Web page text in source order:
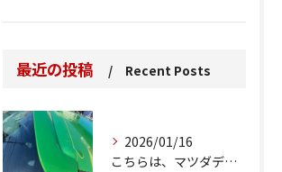
最近の投稿 Recent Posts
2026/01/16
こちらは、マツダデミオのゲートのルーフスポイラーで、経年劣化...